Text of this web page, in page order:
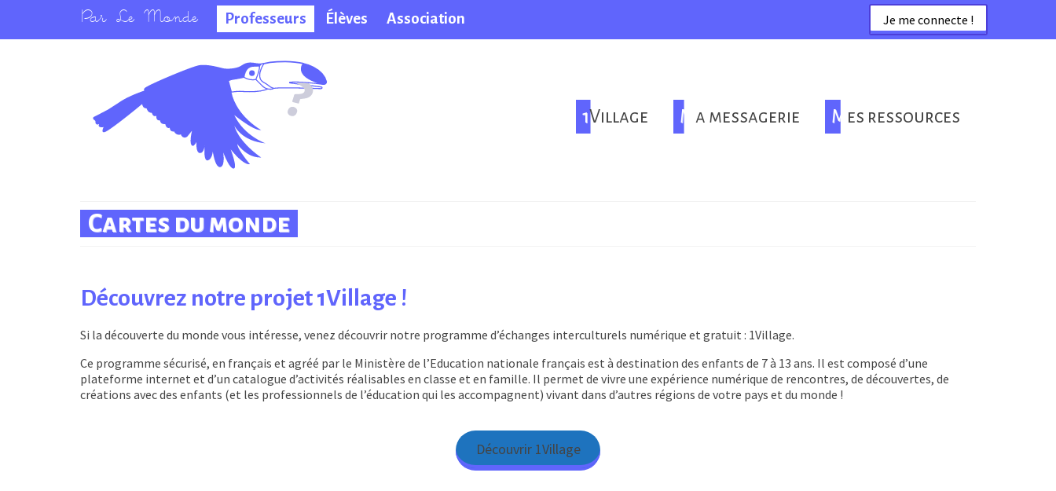
Professeurs Élèves Association Je me connecte !
La salle des
professeurs 1Village Ma messagerie Mes ressources
Cartes du monde
Découvrez notre projet 1Village !
Si la découverte du monde vous intéresse, venez découvrir notre programme d’échanges interculturels numérique et gratuit : 1Village.
Ce programme sécurisé, en français et agréé par le Ministère de l’Education nationale français est à destination des enfants de 7 à 13 ans. Il est composé d’une
plateforme internet et d’un catalogue d’activités réalisables en classe et en famille. Il permet de vivre une expérience numérique de rencontres, de découvertes, de
créations avec des enfants (et les professionnels de l’éducation qui les accompagnent) vivant dans d’autres régions de votre pays et du monde !
Découvrir 1Village